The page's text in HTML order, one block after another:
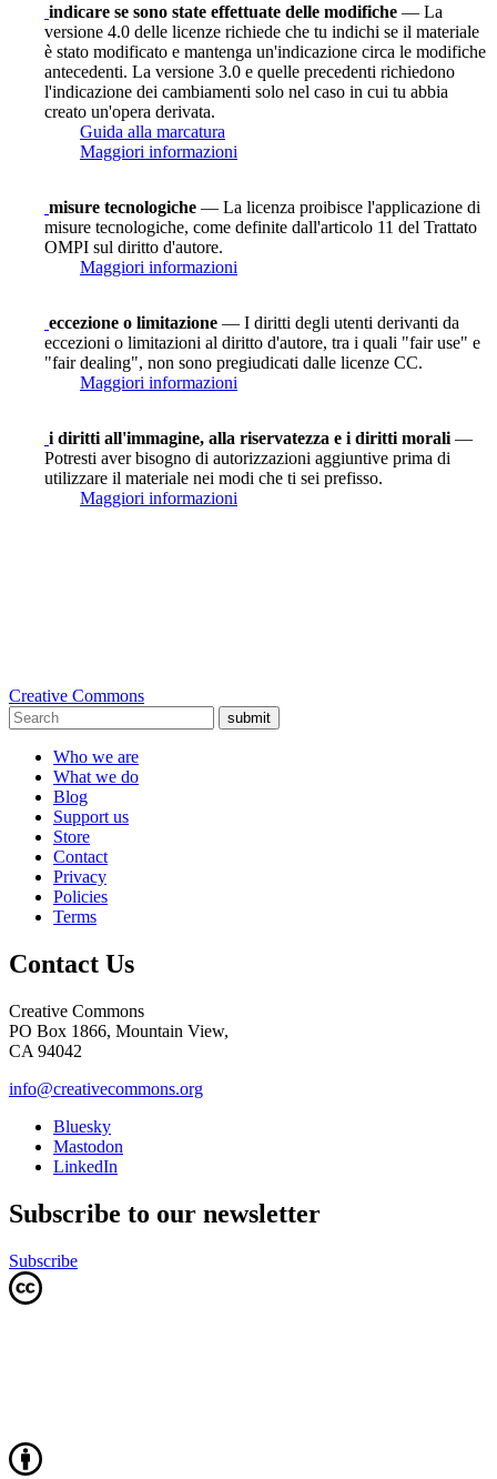
indicare se sono state effettuate delle modifiche — La
versione 4.0 delle licenze richiede che tu indichi se il materiale
è stato modificato e mantenga un'indicazione circa le modifiche
antecedenti. La versione 3.0 e quelle precedenti richiedono
l'indicazione dei cambiamenti solo nel caso in cui tu abbia
creato un'opera derivata.
Guida alla marcatura
Maggiori informazioni
misure tecnologiche — La licenza proibisce l'applicazione di
misure tecnologiche, come definite dall'articolo 11 del Trattato
OMPI sul diritto d'autore.
Maggiori informazioni
eccezione o limitazione — I diritti degli utenti derivanti da
eccezioni o limitazioni al diritto d'autore, tra i quali "fair use" e
"fair dealing", non sono pregiudicati dalle licenze CC.
Maggiori informazioni
i diritti all'immagine, alla riservatezza e i diritti morali —
Potresti aver bisogno di autorizzazioni aggiuntive prima di
utilizzare il materiale nei modi che ti sei prefisso.
Maggiori informazioni
Creative Commons
submit
Who we are
What we do
Blog
Support us
Store
Contact
Privacy
Policies
Terms
Contact Us
Creative Commons
PO Box 1866, Mountain View,
CA 94042
info@creativecommons.org
Bluesky
Mastodon
LinkedIn
Subscribe to our newsletter
Subscribe